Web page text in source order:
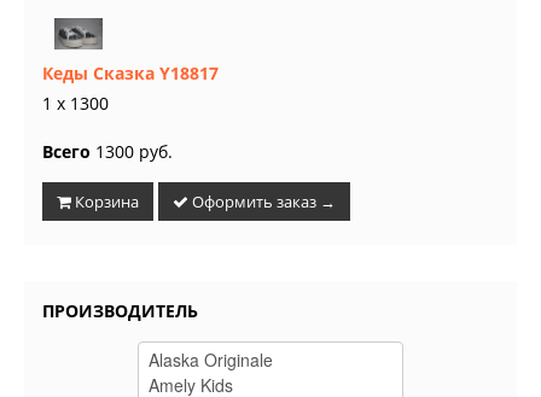
Кеды Сказка Y18817
1 x 1300
Всего 1300 руб.
Корзина Оформить заказ →
ПРОИЗВОДИТЕЛЬ